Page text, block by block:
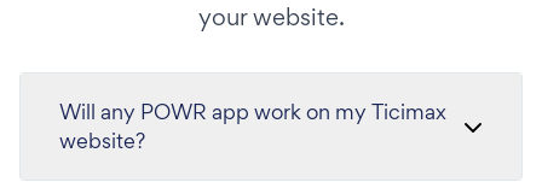
your website.
Will any POWR app work on my Ticimax
website?